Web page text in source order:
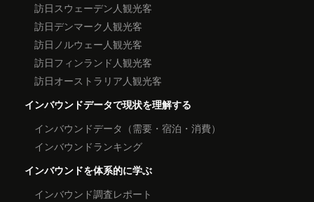
訪日スウェーデン人観光客
訪日デンマーク人観光客
訪日ノルウェー人観光客
訪日フィンランド人観光客
訪日オーストラリア人観光客
インバウンドデータで現状を理解する
インバウンドデータ（需要・宿泊・消費）
インバウンドランキング
インバウンドを体系的に学ぶ
インバウンド調査レポート